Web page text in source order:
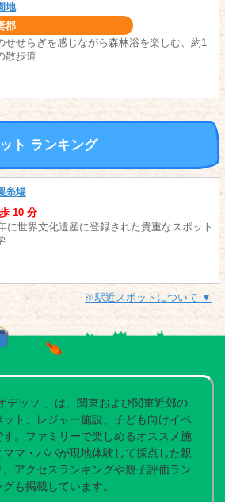
地
郡
せせらぎを感じながら森林浴を楽しむ、約1
散歩道
ト ランキング
糸場
10 分
に世界文化遺産に登録された貴重なスポット
※駅近スポットについて ▼
デッソ 」は、関東および関東近郊の
ト、レジャー施設、子ども向けイベ
。ファミリーで楽しめるオススメ施
マ・パパが現地体験して採点した親
アクセスランキングや親子評価ラン
グも掲載しています。